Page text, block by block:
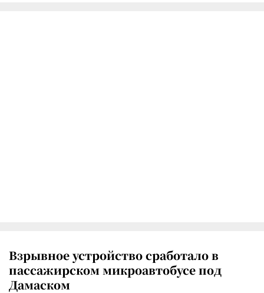
Взрывное устройство сработало в
пассажирском микроавтобусе под
Дамаском